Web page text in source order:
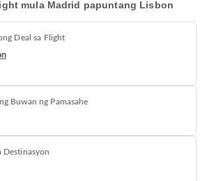
mula Madrid papuntang Lisbon
Deal sa Flight
Buwan ng Pamasahe
Destinasyon